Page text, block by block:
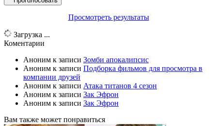
Просмотреть результаты
Загрузка ...
Коментарии
Аноним к записи Зомби апокалипсис
Аноним к записи Подборка фильмов для просмотра в
компании друзей
Аноним к записи Атака титанов 4 сезон
Аноним к записи Зак Эфрон
Аноним к записи Зак Эфрон
Вам также может понравиться